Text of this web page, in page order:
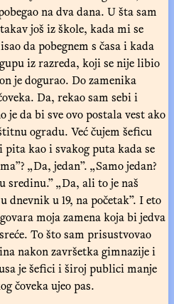
na dva dana. U šta sam
još iz škole, kada mi se
da pobegnem s časa i kada
iz razreda, koji se nije libio
je dogurao. Do zamenika
Da, rekao sam sebi i
je da bi sve ovo postala vest ako
ogradu. Već čujem šeficu
kao i svakog puta kada se
„Da, jedan”. „Samo jedan?
sredinu.” „Da, ali to je naš
dnevnik u 19, na početak”. I eto
moja zamena koja bi jedva
To što sam prisustvovao
nakon završetka gimnazije i
je šefici i široj publici manje
čoveka ujeo pas.